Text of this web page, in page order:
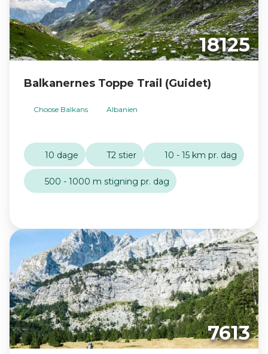
18125
Balkanernes Toppe Trail (Guidet)
Choose Balkans Albanien
10 dage T2 stier 10 - 15 km pr. dag
500 - 1000 m stigning pr. dag
7613